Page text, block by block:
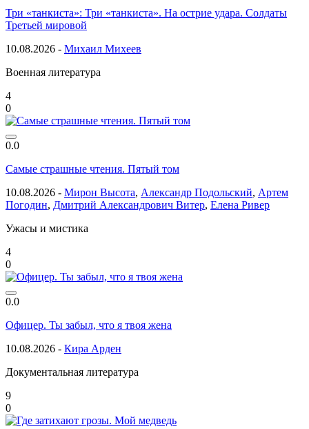
Три «танкиста»: Три «танкиста». На острие удара. Солдаты
Третьей мировой
10.08.2026 - Михаил Михеев
Военная литература
4
0
0.0
Самые страшные чтения. Пятый том
10.08.2026 - Мирон Высота, Александр Подольский, Артем
Погодин, Дмитрий Александрович Витер, Елена Ривер
Ужасы и мистика
4
0
0.0
Офицер. Ты забыл, что я твоя жена
10.08.2026 - Кира Арден
Документальная литература
9
0